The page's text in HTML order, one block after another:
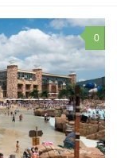
0